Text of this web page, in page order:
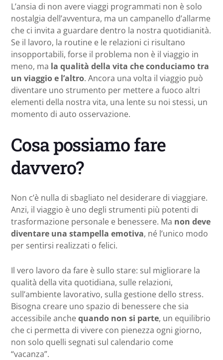
L’ansia di non avere viaggi programmati non è solo
nostalgia dell’avventura, ma un campanello d’allarme
che ci invita a guardare dentro la nostra quotidianità.
Se il lavoro, la routine e le relazioni ci risultano
insopportabili, forse il problema non è il viaggio in
meno, ma la qualità della vita che conduciamo tra
un viaggio e l’altro. Ancora una volta il viaggio può
diventare uno strumento per mettere a fuoco altri
elementi della nostra vita, una lente su noi stessi, un
momento di auto osservazione.
Cosa possiamo fare
davvero?
Non c’è nulla di sbagliato nel desiderare di viaggiare.
Anzi, il viaggio è uno degli strumenti più potenti di
trasformazione personale e benessere. Ma non deve
diventare una stampella emotiva, né l’unico modo
per sentirsi realizzati o felici.
Il vero lavoro da fare è sullo stare: sul migliorare la
qualità della vita quotidiana, sulle relazioni,
sull’ambiente lavorativo, sulla gestione dello stress.
Bisogna creare uno spazio di benessere che sia
accessibile anchequando non si parte, un equilibrio
che ci permetta di vivere con pienezza ogni giorno,
non solo quelli segnati sul calendario come
“vacanza”.